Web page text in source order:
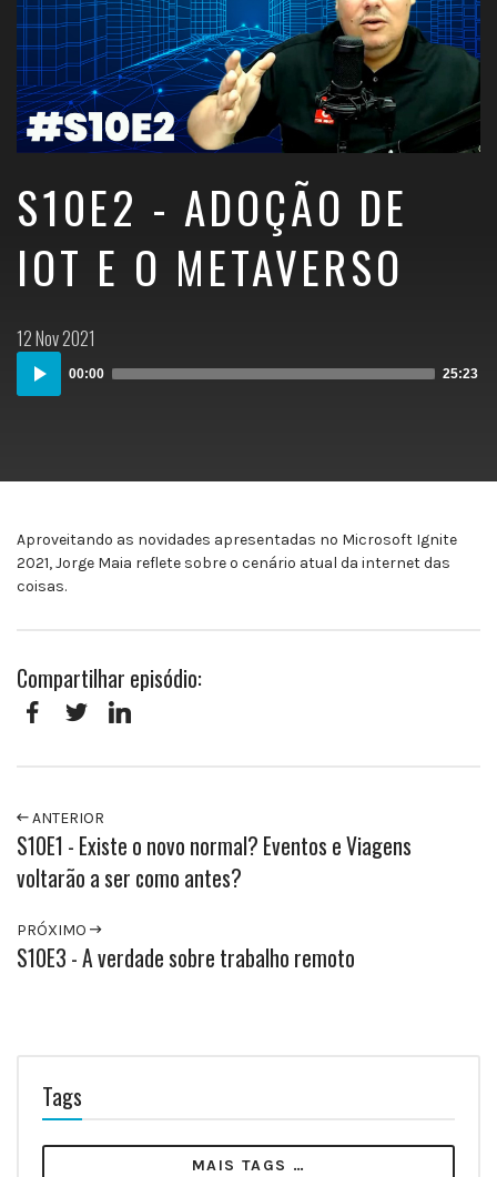
S10E2 - ADOÇÃO DE
IOT E O METAVERSO
Postado
em:
12 Nov 2021
Audio
Player
00:00 25:23
Aproveitando as novidades apresentadas no Microsoft Ignite
2021, Jorge Maia reflete sobre o cenário atual da internet das
coisas.
Compartilhar episódio:
Facebook
ANTERIOR
S10E1 - Existe o novo normal? Eventos e Viagens
voltarão a ser como antes?
PRÓXIMO
S10E3 - A verdade sobre trabalho remoto
Tags
MAIS TAGS …